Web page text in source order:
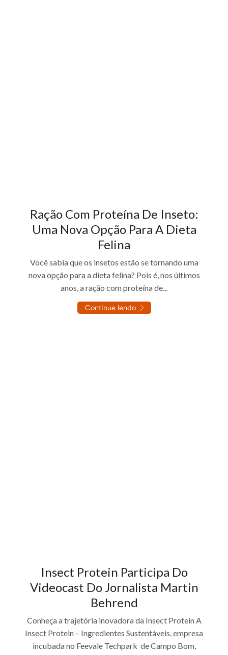
Ração Com Proteína De Inseto:
Uma Nova Opção Para A Dieta
Felina
Você sabia que os insetos estão se tornando uma
nova opção para a dieta felina? Pois é, nos últimos
anos, a ração com proteína de...
Continue lendo
Insect Protein Participa Do
Videocast Do Jornalista Martin
Behrend
Conheça a trajetória inovadora da Insect Protein A
Insect Protein – Ingredientes Sustentáveis, empresa
incubada no Feevale Techpark de Campo Bom,